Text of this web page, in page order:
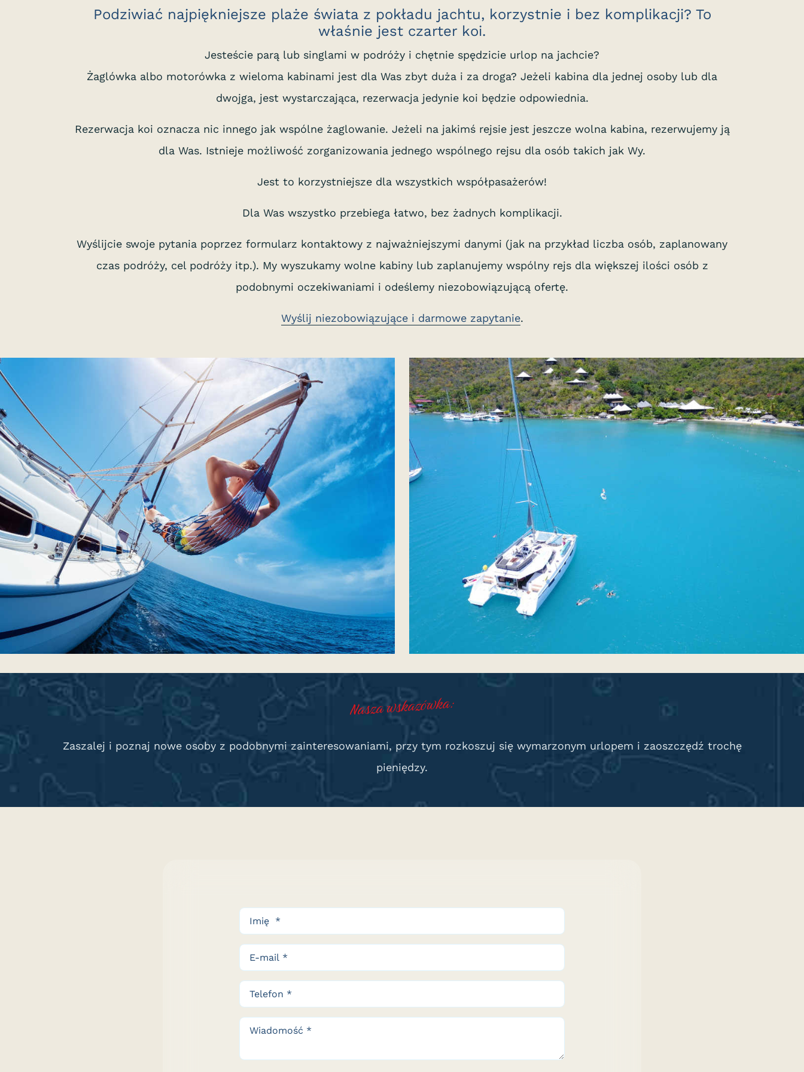
Podziwiać najpiękniejsze plaże świata z pokładu jachtu, korzystnie i bez komplikacji? To
właśnie jest czarter koi.
Jesteście parą lub singlami w podróży i chętnie spędzicie urlop na jachcie?
Żaglówka albo motorówka z wieloma kabinami jest dla Was zbyt duża i za droga? Jeżeli kabina dla jednej osoby lub dla
dwojga, jest wystarczająca, rezerwacja jedynie koi będzie odpowiednia.
Rezerwacja koi oznacza nic innego jak wspólne żaglowanie. Jeżeli na jakimś rejsie jest jeszcze wolna kabina, rezerwujemy ją
dla Was. Istnieje możliwość zorganizowania jednego wspólnego rejsu dla osób takich jak Wy.
Jest to korzystniejsze dla wszystkich współpasażerów!
Dla Was wszystko przebiega łatwo, bez żadnych komplikacji.
Wyślijcie swoje pytania poprzez formularz kontaktowy z najważniejszymi danymi (jak na przykład liczba osób, zaplanowany
czas podróży, cel podróży itp.). My wyszukamy wolne kabiny lub zaplanujemy wspólny rejs dla większej ilości osób z
podobnymi oczekiwaniami i odeślemy niezobowiązującą ofertę.
Wyślij niezobowiązujące i darmowe zapytanie.
Nasza wskazówka:
Zaszalej i poznaj nowe osoby z podobnymi zainteresowaniami, przy tym rozkoszuj się wymarzonym urlopem i zaoszczędź trochę
pieniędzy.